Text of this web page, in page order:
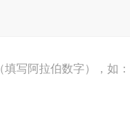
填写阿拉伯数字），如